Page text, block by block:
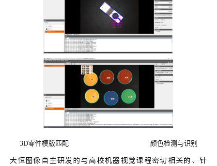
3D零件模版 匹配 颜色检测与识别
大恒图像自主研发的与高校机器视觉课程密切相关的、针